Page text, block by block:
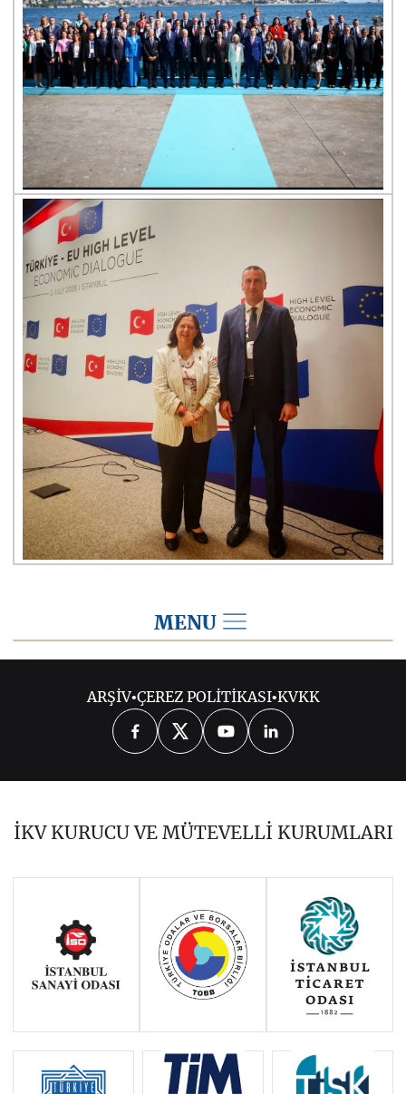
MENU
2025 2024 2023
2022 2021 2020
ARŞİV•ÇEREZ POLİTİKASI•KVKK
İKV KURUCU VE MÜTEVELLİ KURUMLARI